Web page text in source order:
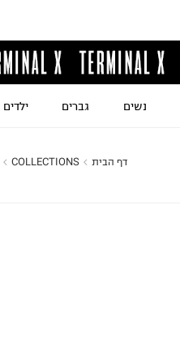
נשים גברים ילדים
דף הבית COLLECTIONS